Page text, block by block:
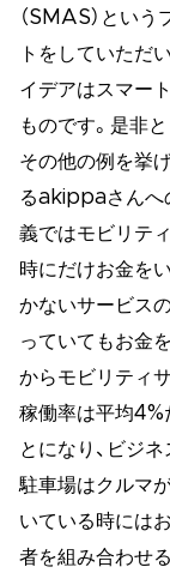
（SMAS）とい
トをしていただ
イデアはスマー
ものです。是非
その他の例を挙
るakippaさんへ
義ではモビリテ
時にだけお金を
かないサービス
っていてもお金
からモビリティ
稼働率は平均4%
とになり、ビジ
駐車場はクルマ
いている時には
者を組み合わせ